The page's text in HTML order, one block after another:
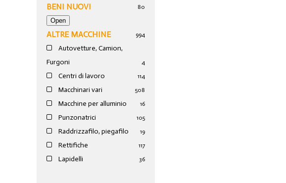
BENI NUOVI 80
ALTRE MACCHINE 994
Autovetture, Camion,
Furgoni
4
Centri di lavoro 114
Macchinari vari 508
Macchine per alluminio 16
Punzonatrici 105
Raddrizzafilo, piegafilo 19
Rettifiche 117
Lapidelli 36